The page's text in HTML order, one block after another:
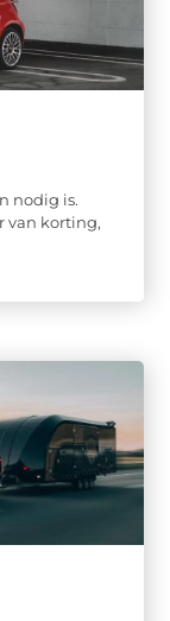
nodig is.
van korting,